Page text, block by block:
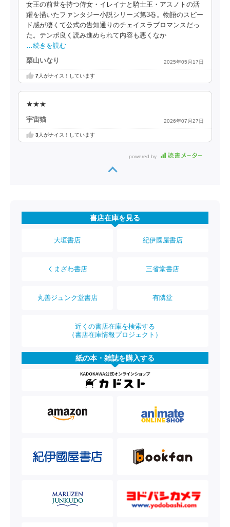
女王の前世を持つ侍女・イレイナと騎士王・アスノトの活
躍を描いたファンタジー小説シリーズ第3巻。物語のスピー
ド感が凄くて公式の告知通りのチェイスラブロマンスだっ
た。テンポ良く読み進められて内容も悪くなか
…続きを読む
栗山いなり 2025年05月17日
7人がナイス！しています
★★★
宇宙猫 2026年07月27日
3人がナイス！しています
powered by
書店在庫を見る
大垣書店 紀伊國屋書店
くまざわ書店 三省堂書店
丸善ジュンク堂書店 有隣堂
近くの書店在庫を検索する
（書店在庫情報プロジェクト）
紙の本・雑誌を購入する